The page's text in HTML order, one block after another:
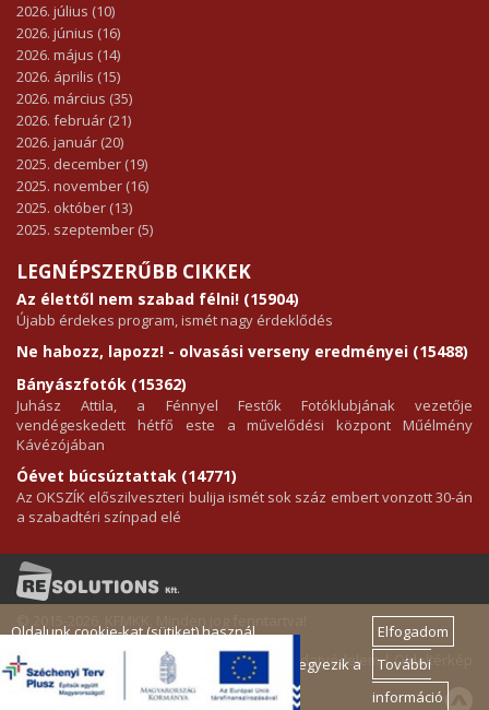
Oldalunk cookie-kat (sütiket) használ.
Szolgáltatásaink igénybe vételével Ön beleegyezik a
cookie-k használatába.
Elfogadom
További
információ
2026. július (10)
2026. június (16)
2026. május (14)
2026. április (15)
2026. március (35)
2026. február (21)
2026. január (20)
2025. december (19)
2025. november (16)
2025. október (13)
2025. szeptember (5)
LEGNÉPSZERŰBB CIKKEK
Az élettől nem szabad félni! (15904)
Újabb érdekes program, ismét nagy érdeklődés
Ne habozz, lapozz! - olvasási verseny eredményei (15488)
Bányászfotók (15362)
Juhász Attila, a Fénnyel Festők Fotóklubjának vezetője
vendégeskedett hétfő este a művelődési központ Műélmény
Kávézójában
Óévet búcsúztattak (14771)
Az OKSZÍK előszilveszteri bulija ismét sok száz embert vonzott 30-án
a szabadtéri színpad elé
Impresszum
Adatvédelem|Oldaltérkép